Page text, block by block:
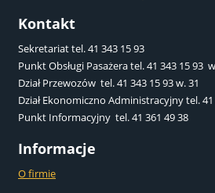
Kontakt
Sekretariat tel. 41 343 15 93
Punkt Obsługi Pasażera tel. 41 343 15 93
Dział Przewozów tel. 41 343 15 93 w. 31
Dział Ekonomiczno Administracyjny tel. 41
Punkt Informacyjny tel. 41 361 49 38
Informacje
O firmie